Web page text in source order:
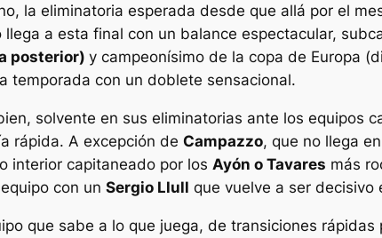
la eliminatoria esperada desde que allá por el
a esta final con un balance espectacular,
posterior) y campeonísimo de la copa de Europa
temporada con un doblete sensacional.
solvente en sus eliminatorias ante los equipos
rápida. A excepción de Campazzo, que no llega
interior capitaneado por los Ayón o Tavares más
con un Sergio Llull que vuelve a ser
que sabe a lo que juega, de transiciones